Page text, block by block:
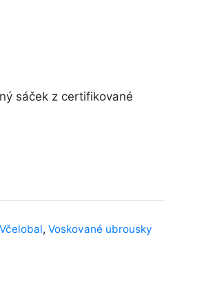
sáček z certifikované
Včelobal, Voskované ubrousky